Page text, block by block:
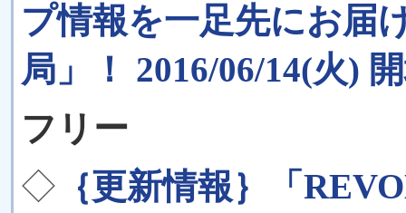
プ情報を一足先にお届
局」！ 2016/06/14(火)
フリー
◇ ｛更新情報｝「